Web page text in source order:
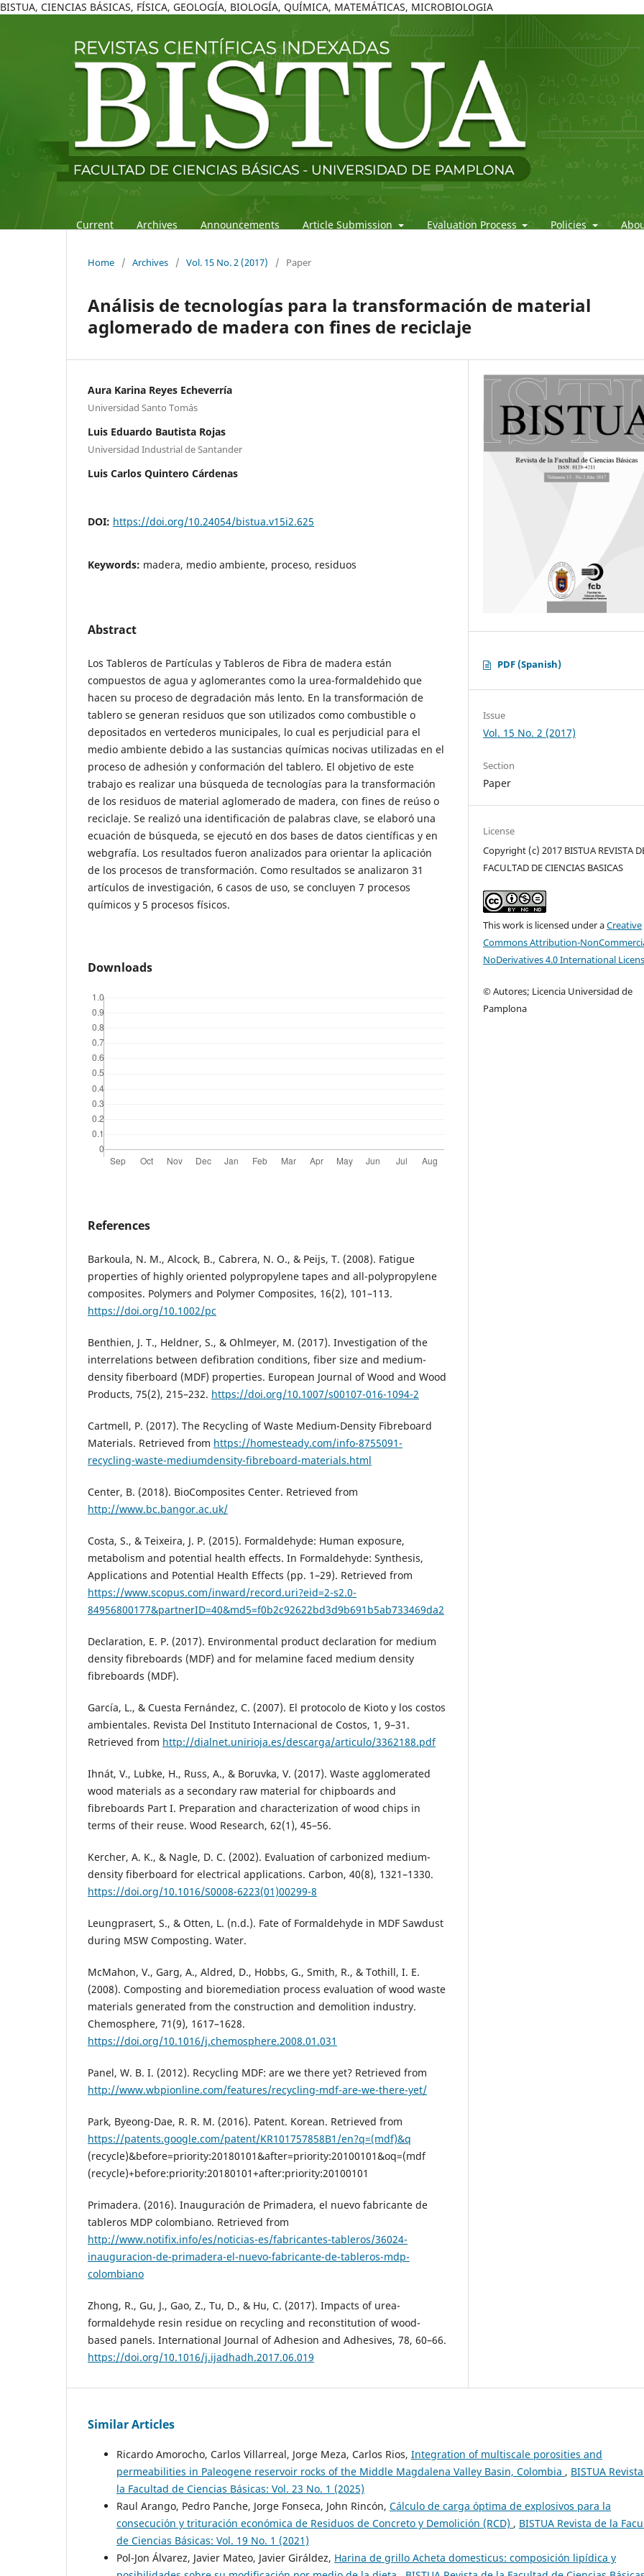
BISTUA, CIENCIAS BÁSICAS, FÍSICA, GEOLOGÍA, BIOLOGÍA, QUÍMICA, MATEMÁTICAS, MICROBIOLOGIA
Current Archives Announcements Article Submission Evaluation Process Policies
Home / Archives / Vol. 15 No. 2 (2017) / Paper
Análisis de tecnologías para la transformación de material
aglomerado de madera con fines de reciclaje
Aura Karina Reyes Echeverría
Universidad Santo Tomás
Luis Eduardo Bautista Rojas
Universidad Industrial de Santander
Luis Carlos Quintero Cárdenas
DOI: https://doi.org/10.24054/bistua.v15i2.625
Keywords: madera, medio ambiente, proceso, residuos
Abstract
Los Tableros de Partículas y Tableros de Fibra de madera están
compuestos de agua y aglomerantes como la urea-formaldehido que
hacen su proceso de degradación más lento. En la transformación de
tablero se generan residuos que son utilizados como combustible o
depositados en vertederos municipales, lo cual es perjudicial para el
medio ambiente debido a las sustancias químicas nocivas utilizadas en el
proceso de adhesión y conformación del tablero. El objetivo de este
trabajo es realizar una búsqueda de tecnologías para la transformación
de los residuos de material aglomerado de madera, con fines de reúso o
reciclaje. Se realizó una identificación de palabras clave, se elaboró una
ecuación de búsqueda, se ejecutó en dos bases de datos científicas y en
webgrafía. Los resultados fueron analizados para orientar la aplicación
de los procesos de transformación. Como resultados se analizaron 31
artículos de investigación, 6 casos de uso, se concluyen 7 procesos
químicos y 5 procesos físicos.
Downloads
References
Barkoula, N. M., Alcock, B., Cabrera, N. O., & Peijs, T. (2008). Fatigue
properties of highly oriented polypropylene tapes and all-polypropylene
composites. Polymers and Polymer Composites, 16(2), 101–113.
https://doi.org/10.1002/pc
Benthien, J. T., Heldner, S., & Ohlmeyer, M. (2017). Investigation of the
interrelations between defibration conditions, fiber size and medium-
density fiberboard (MDF) properties. European Journal of Wood and Wood
Products, 75(2), 215–232. https://doi.org/10.1007/s00107-016-1094-2
Cartmell, P. (2017). The Recycling of Waste Medium-Density Fibreboard
Materials. Retrieved from https://homesteady.com/info-8755091-
recycling-waste-mediumdensity-fibreboard-materials.html
Center, B. (2018). BioComposites Center. Retrieved from
http://www.bc.bangor.ac.uk/
Costa, S., & Teixeira, J. P. (2015). Formaldehyde: Human exposure,
metabolism and potential health effects. In Formaldehyde: Synthesis,
Applications and Potential Health Effects (pp. 1–29). Retrieved from
https://www.scopus.com/inward/record.uri?eid=2-s2.0-
84956800177&partnerID=40&md5=f0b2c92622bd3d9b691b5ab733469da2
Declaration, E. P. (2017). Environmental product declaration for medium
density fibreboards (MDF) and for melamine faced medium density
fibreboards (MDF).
García, L., & Cuesta Fernández, C. (2007). El protocolo de Kioto y los costos
ambientales. Revista Del Instituto Internacional de Costos, 1, 9–31.
Retrieved from http://dialnet.unirioja.es/descarga/articulo/3362188.pdf
Ihnát, V., Lubke, H., Russ, A., & Boruvka, V. (2017). Waste agglomerated
wood materials as a secondary raw material for chipboards and
fibreboards Part I. Preparation and characterization of wood chips in
terms of their reuse. Wood Research, 62(1), 45–56.
Kercher, A. K., & Nagle, D. C. (2002). Evaluation of carbonized medium-
density fiberboard for electrical applications. Carbon, 40(8), 1321–1330.
https://doi.org/10.1016/S0008-6223(01)00299-8
Leungprasert, S., & Otten, L. (n.d.). Fate of Formaldehyde in MDF Sawdust
during MSW Composting. Water.
McMahon, V., Garg, A., Aldred, D., Hobbs, G., Smith, R., & Tothill, I. E.
(2008). Composting and bioremediation process evaluation of wood waste
materials generated from the construction and demolition industry.
Chemosphere, 71(9), 1617–1628.
https://doi.org/10.1016/j.chemosphere.2008.01.031
Panel, W. B. I. (2012). Recycling MDF: are we there yet? Retrieved from
http://www.wbpionline.com/features/recycling-mdf-are-we-there-yet/
Park, Byeong-Dae, R. R. M. (2016). Patent. Korean. Retrieved from
https://patents.google.com/patent/KR101757858B1/en?q=(mdf)&q
(recycle)&before=priority:20180101&after=priority:20100101&oq=(mdf
(recycle)+before:priority:20180101+after:priority:20100101
Primadera. (2016). Inauguración de Primadera, el nuevo fabricante de
tableros MDP colombiano. Retrieved from
http://www.notifix.info/es/noticias-es/fabricantes-tableros/36024-
inauguracion-de-primadera-el-nuevo-fabricante-de-tableros-mdp-
colombiano
Zhong, R., Gu, J., Gao, Z., Tu, D., & Hu, C. (2017). Impacts of urea-
formaldehyde resin residue on recycling and reconstitution of wood-
based panels. International Journal of Adhesion and Adhesives, 78, 60–66.
https://doi.org/10.1016/j.ijadhadh.2017.06.019
PDF (Spanish)
Issue
Vol. 15 No. 2 (2017)
Section
Paper
License
Copyright (c) 2017 BISTUA REVISTA
FACULTAD DE CIENCIAS BASICAS
This work is licensed under aCreative
Commons Attribution-
NoDerivatives 4.0 International
© Autores; Licencia Universidad de
Pamplona
Similar Articles
Ricardo Amorocho, Carlos Villarreal, Jorge Meza, Carlos Rios, Integration of multiscale porosities and
permeabilities in Paleogene reservoir rocks of the Middle Magdalena Valley Basin, Colombia , BISTUA
la Facultad de Ciencias Básicas: Vol. 23 No. 1 (2025)
Raul Arango, Pedro Panche, Jorge Fonseca, John Rincón, Cálculo de carga óptima de explosivos para la
consecución y trituración económica de Residuos de Concreto y Demolición (RCD) , BISTUA Revista de la
de Ciencias Básicas: Vol. 19 No. 1 (2021)
Pol-Jon Álvarez, Javier Mateo, Javier Giráldez, Harina de grillo Acheta domesticus: composición lipídica y